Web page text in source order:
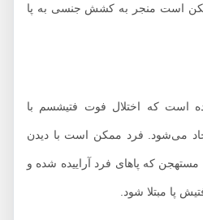
است منجر به کشش جنسی به پا
که اختلال فوت فتیشسم با
فرد ممکن است با دیدن
که پاهای فرد آراییده شده و
مبتلا شود.